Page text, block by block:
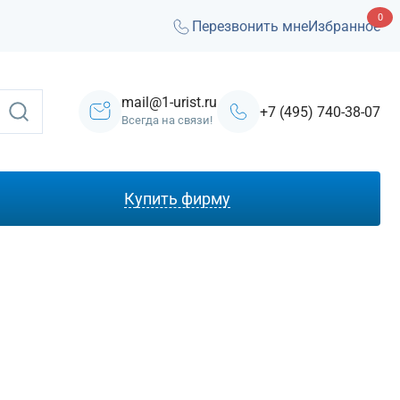
Перезвонить мнеИзбранное
0
mail@1-urist.ru
Всегда на связи! +7 (495) 740-38-07
Купить фирму